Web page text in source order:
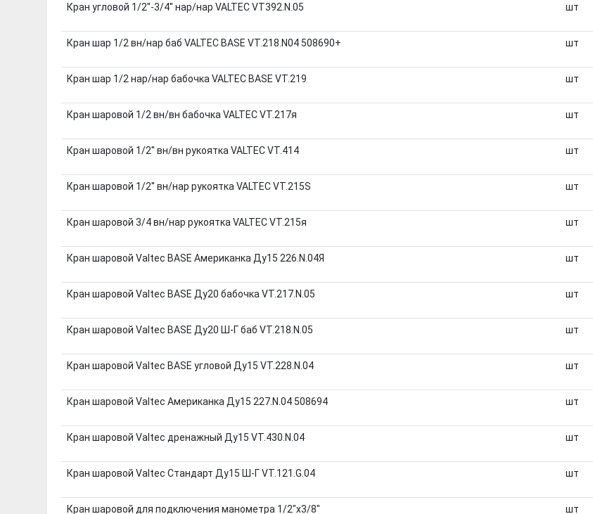
Кран угловой 1/2''-3/4'' нар/нар VALTEC VT392.N.05 шт
Кран шар 1/2 вн/нар баб VALTEC BASE VT.218.N04 508690+ шт
Кран шар 1/2 нар/нар бабочка VALTEC BASE VT.219 шт
Кран шаровой 1/2 вн/вн бабочка VALTEC VT.217я шт
Кран шаровой 1/2'' вн/вн рукоятка VALTEC VT.414 шт
Кран шаровой 1/2'' вн/нар рукоятка VALTEC VT.215S шт
Кран шаровой 3/4 вн/нар рукоятка VALTEC VT.215я шт
Кран шаровой Valtec BASE Американка Ду15 226.N.04Я шт
Кран шаровой Valtec BASE Ду20 бабочка VT.217.N.05 шт
Кран шаровой Valtec BASE Ду20 Ш-Г баб VT.218.N.05 шт
Кран шаровой Valtec BASE угловой Ду15 VT.228.N.04 шт
Кран шаровой Valtec Американка Ду15 227.N.04 508694 шт
Кран шаровой Valtec дренажный Ду15 VT.430.N.04 шт
Кран шаровой Valtec Стандарт Ду15 Ш-Г VT.121.G.04 шт
Кран шаровой для подключения манометра 1/2"x3/8" шт